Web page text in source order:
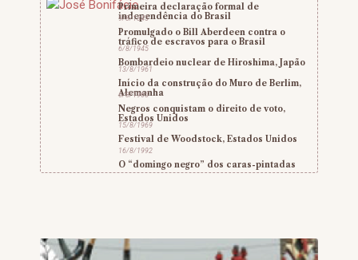
Primeira declaração formal de
independência do Brasil
9/8/1845
Promulgado o Bill Aberdeen contra o
tráfico de escravos para o Brasil
6/8/1945
Bombardeio nuclear de Hiroshima, Japão
13/8/1961
Início da construção do Muro de Berlim,
Alemanha
6/8/1965
Negros conquistam o direito de voto,
Estados Unidos
15/8/1969
Festival de Woodstock, Estados Unidos
16/8/1992
O “domingo negro” dos caras-pintadas